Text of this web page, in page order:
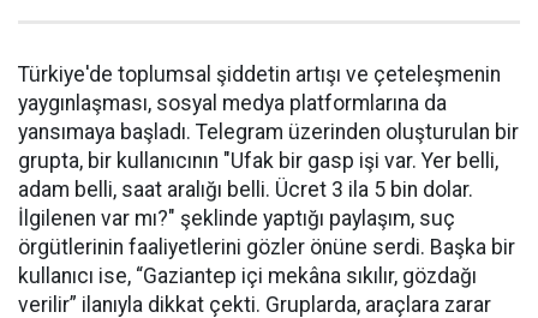
Türkiye'de toplumsal şiddetin artışı ve çeteleşmenin
yaygınlaşması, sosyal medya platformlarına da
yansımaya başladı. Telegram üzerinden oluşturulan bir
grupta, bir kullanıcının "Ufak bir gasp işi var. Yer belli,
adam belli, saat aralığı belli. Ücret 3 ila 5 bin dolar.
İlgilenen var mı?" şeklinde yaptığı paylaşım, suç
örgütlerinin faaliyetlerini gözler önüne serdi. Başka bir
kullanıcı ise, “Gaziantep içi mekâna sıkılır, gözdağı
verilir” ilanıyla dikkat çekti. Gruplarda, araçlara zarar